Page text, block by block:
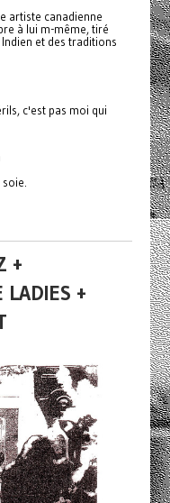
artiste canadienne
à lui m-même, tiré
et des traditions
c'est pas moi qui
+
LADIES +